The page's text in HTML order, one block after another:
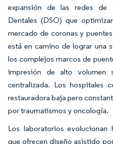
expansión de las redes de
Dentales (DSO) que
mercado de coronas y
está en camino de lograr una
los complejos marcos de
impresión de alto volumen
centralizada. Los hospitales
restauradora baja pero
por traumatismos y oncología.
Los laboratorios evolucionan
que ofrecen diseño asistido